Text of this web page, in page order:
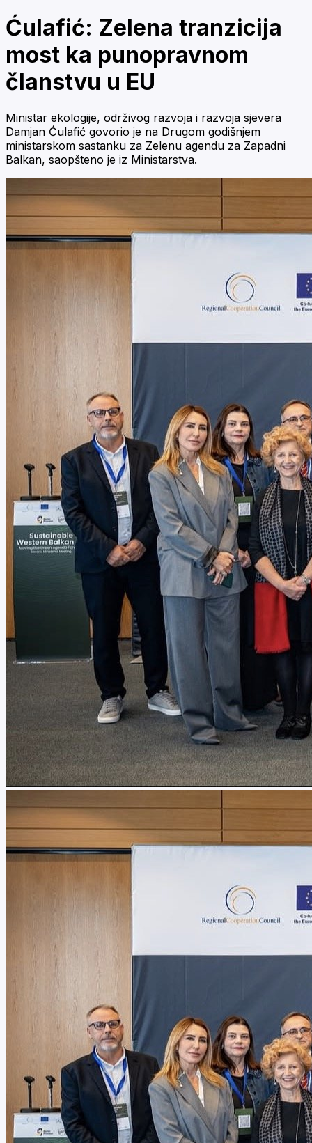
Ćulafić: Zelena tranzicija
most ka punopravnom
članstvu u EU
Ministar ekologije, održivog razvoja i razvoja sjevera
Damjan Ćulafić govorio je na Drugom godišnjem
ministarskom sastanku za Zelenu agendu za Zapadni
Balkan, saopšteno je iz Ministarstva.